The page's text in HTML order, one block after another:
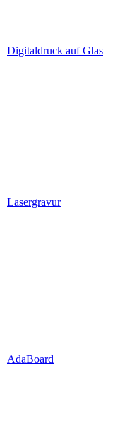
Digitaldruck auf Glas
Lasergravur
AdaBoard